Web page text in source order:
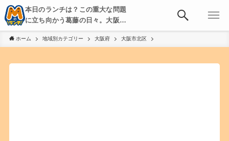
本日のランチは？この重大な問題
に立ち向かう葛藤の日々。大阪・
京都・神戸を中心とした食べ歩
き、飲み歩きを綴る。
ホーム 地域別カテゴリー 大阪府 大阪市北区